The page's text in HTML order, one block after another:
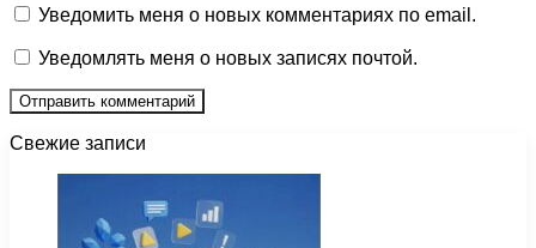
Уведомить меня о новых комментариях по email.
Уведомлять меня о новых записях почтой.
Свежие записи